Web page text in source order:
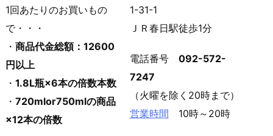
1回あたりのお買いもの
で・・・
・ 商品代金総額：12600
円以上
・ 1.8L瓶×6本の倍数本数
・ 720mlor750mlの商品
×12本の倍数
1-31-1
ＪＲ春日駅徒歩1分
電話番号 092-572-
7247
（火曜を除く20時まで）
営業時間 10時～20時